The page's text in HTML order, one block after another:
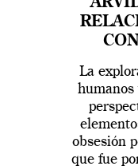
La
obsesión
que fue